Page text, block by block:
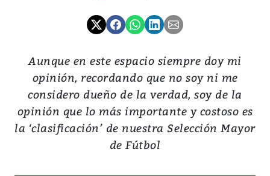
Aunque en este espacio siempre doy mi
opinión, recordando que no soy ni me
considero dueño de la verdad, soy de la
opinión que lo más importante y costoso es
la ‘clasificación’ de nuestra Selección Mayor
de Fútbol